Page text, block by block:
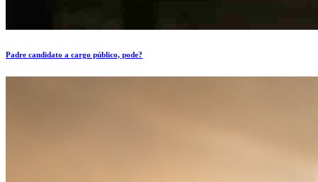
Padre candidato a cargo público, pode?